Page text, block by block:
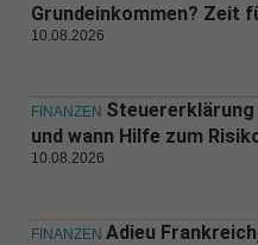
Grundeinkommen? Zeit
10.08.2026
FINANZEN Steuererklärung
und wann Hilfe zum
10.08.2026
FINANZEN Adieu